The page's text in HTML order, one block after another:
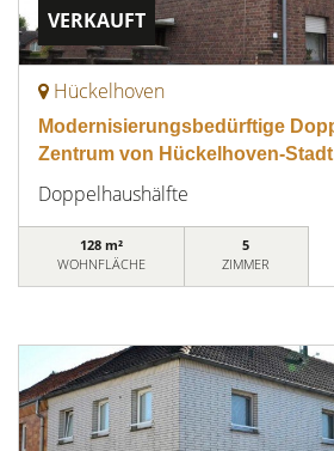
VERKAUFT
Hückelhoven
Modernisierungsbedürftige
Zentrum von Hückelhoven-Stadt
Doppelhaushälfte
128 m²
WOHNFLÄCHE
5
ZIMMER